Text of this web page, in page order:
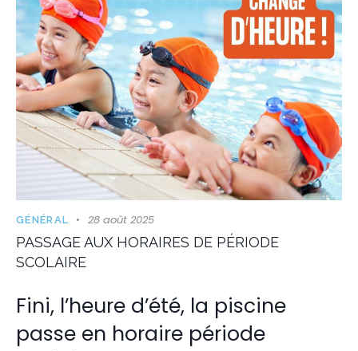
GÉNÉRAL 28 août 2025
PASSAGE AUX HORAIRES DE PÉRIODE
SCOLAIRE
Fini, l’heure d’été, la piscine
passe en horaire période